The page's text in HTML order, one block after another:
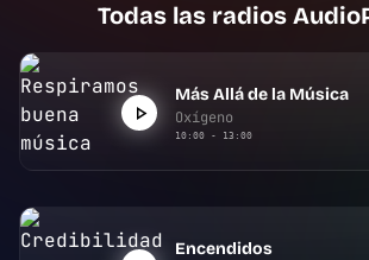
Todas las radios
Más Allá de la Música
Oxígeno
10:00 - 13:00
Encendidos